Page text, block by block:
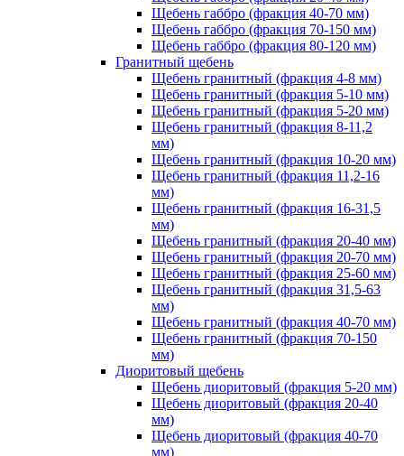
Щебень габбро (фракция 40-70 мм)
Щебень габбро (фракция 70-150 мм)
Щебень габбро (фракция 80-120 мм)
Гранитный щебень
Щебень гранитный (фракция 4-8 мм)
Щебень гранитный (фракция 5-10 мм)
Щебень гранитный (фракция 5-20 мм)
Щебень гранитный (фракция 8-11,2
мм)
Щебень гранитный (фракция 10-20 мм)
Щебень гранитный (фракция 11,2-16
мм)
Щебень гранитный (фракция 16-31,5
мм)
Щебень гранитный (фракция 20-40 мм)
Щебень гранитный (фракция 20-70 мм)
Щебень гранитный (фракция 25-60 мм)
Щебень гранитный (фракция 31,5-63
мм)
Щебень гранитный (фракция 40-70 мм)
Щебень гранитный (фракция 70-150
мм)
Диоритовый щебень
Щебень диоритовый (фракция 5-20 мм)
Щебень диоритовый (фракция 20-40
мм)
Щебень диоритовый (фракция 40-70
мм)